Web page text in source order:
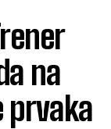
na
prvaka